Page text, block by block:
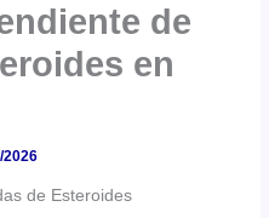
de
en
2026
de Esteroides